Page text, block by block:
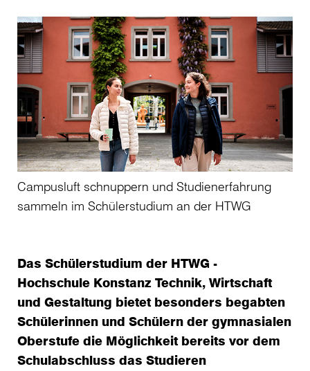
Campusluft schnuppern und Studienerfahrung
sammeln im Schülerstudium an der HTWG
Das Schülerstudium der HTWG -
Hochschule Konstanz Technik, Wirtschaft
und Gestaltung bietet besonders begabten
Schülerinnen und Schülern der gymnasialen
Oberstufe die Möglichkeit bereits vor dem
Schulabschluss das Studieren